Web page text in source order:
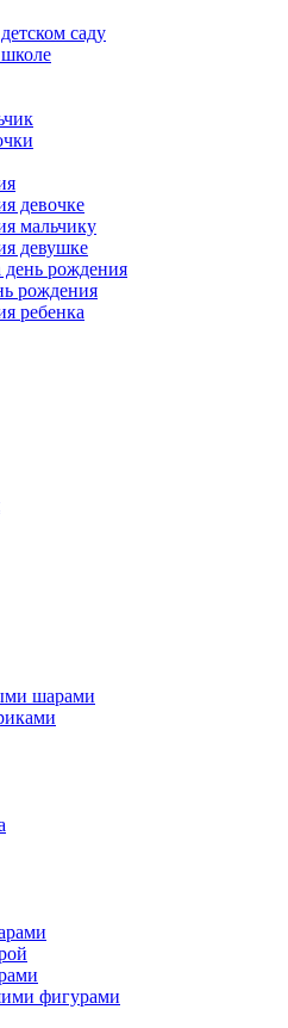
саду
девочке
мальчику
девушке
рождения
рождения
ребенка
шарами
фигурами